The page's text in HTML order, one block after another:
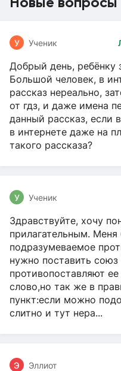
У Ученик
Добрый день, ребёнку
Большой человек, в
рассказ нереально,
от гдз, и даже имена
данный рассказ, если
в интернете даже на
такого рассказа?
У Ученик
Здравствуйте, хочу
прилагательным. Меня
подразумеваемое
нужно поставить союз
противопоставляют
слово,но так же в
пункт:если можно
слитно и тут нера...
Э Эллиот